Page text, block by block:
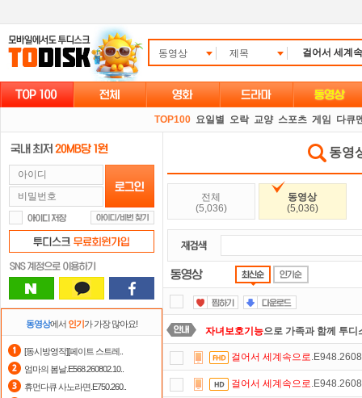
동영상 제목
TOP100 요일별 오락 교양 스포츠 게임 다큐
동영상에서 인기가 가장 많아요!
[동시방영작][페이트 스트레..
엄마의 봄날.E568.260802.10..
휴먼다큐 사노라면.E750.260..
동영
전체
(5,036)
동영상
(5,036)
자녀보호기능으로 가족과 함께 투
스마트TV로 투디스크영화,드라마,
정액제할인쿠폰 사용방법안내
걸어서 세계속으로
걸어서 세계속으로